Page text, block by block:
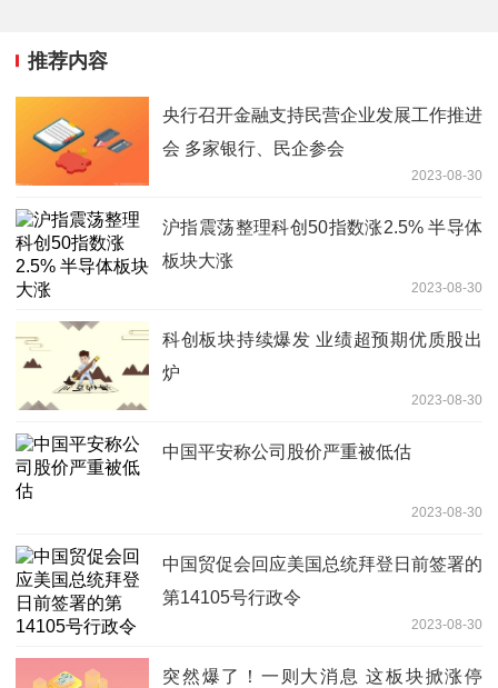
推荐内容
央行召开金融支持民营企业发展工作推进
会 多家银行、民企参会
2023-08-30
沪指震荡整理科创50指数涨2.5% 半导体
板块大涨
2023-08-30
科创板块持续爆发 业绩超预期优质股出
炉
2023-08-30
中国平安称公司股价严重被低估
2023-08-30
中国贸促会回应美国总统拜登日前签署的
第14105号行政令
2023-08-30
突然爆了！一则大消息 这板块掀涨停